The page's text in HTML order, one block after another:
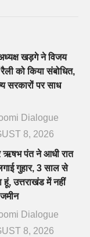
खड़गे ने विजय
को किया संबोधित,
सरकारों पर साध
Dialogue
8, 2026
ऋषभ पंत ने आधी रात
गुहार, 3 साल से
हूं, उत्तराखंड में नहीं
Dialogue
8, 2026